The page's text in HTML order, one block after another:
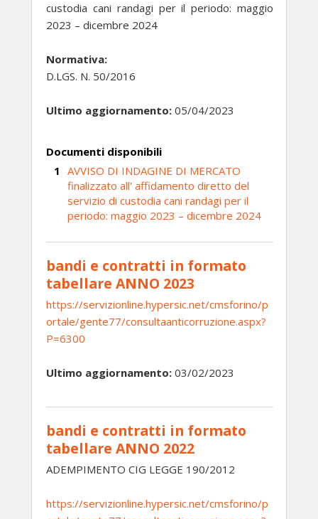
custodia cani randagi per il periodo: maggio
2023 – dicembre 2024
Normativa:
D.LGS. N. 50/2016
Ultimo aggiornamento: 05/04/2023
Documenti disponibili
AVVISO DI INDAGINE DI MERCATO
finalizzato all' affidamento diretto del
servizio di custodia cani randagi per il
periodo: maggio 2023 – dicembre 2024
bandi e contratti in formato
tabellare ANNO 2023
https://servizionline.hypersic.net/cmsforino/p
ortale/gente77/consultaanticorruzione.aspx?
P=6300
Ultimo aggiornamento: 03/02/2023
bandi e contratti in formato
tabellare ANNO 2022
ADEMPIMENTO CIG LEGGE 190/2012
https://servizionline.hypersic.net/cmsforino/p